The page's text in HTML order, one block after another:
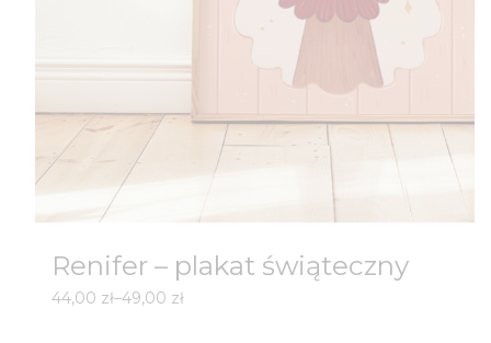
Renifer – plakat świąteczny
44,00 zł–49,00 zł
Zakres